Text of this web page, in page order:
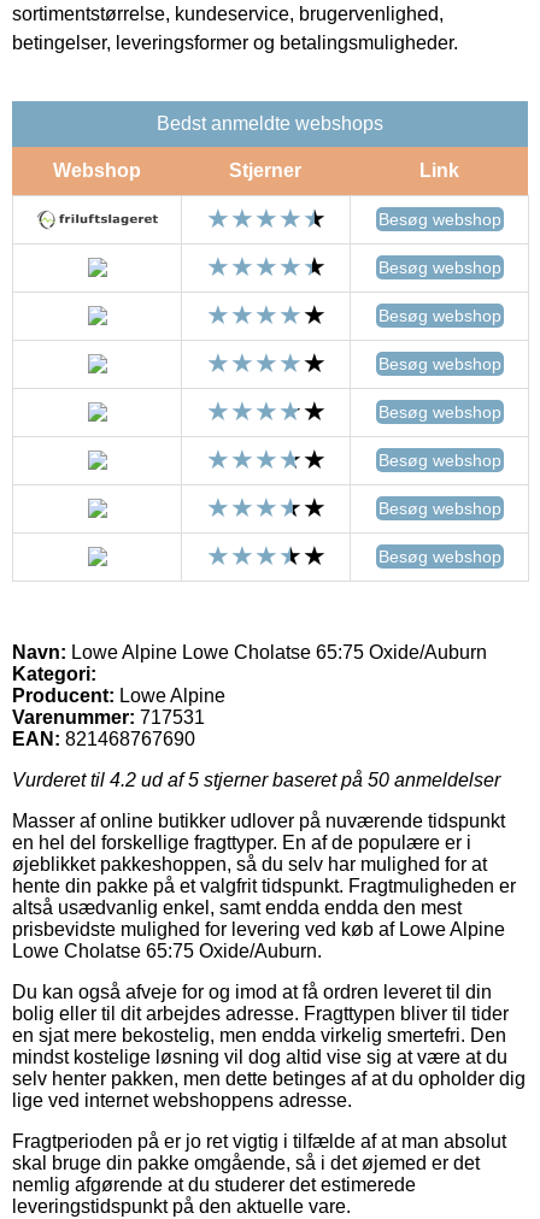
sortimentstørrelse, kundeservice, brugervenlighed,
betingelser, leveringsformer og betalingsmuligheder.
Bedst anmeldte webshops
Webshop Stjerner Link
Besøg webshop
Besøg webshop
Besøg webshop
Besøg webshop
Besøg webshop
Besøg webshop
Besøg webshop
Besøg webshop
Navn: Lowe Alpine Lowe Cholatse 65:75 Oxide/Auburn
Kategori:
Producent: Lowe Alpine
Varenummer: 717531
EAN: 821468767690
Vurderet til 4.2 ud af 5 stjerner baseret på 50 anmeldelser
Masser af online butikker udlover på nuværende tidspunkt
en hel del forskellige fragttyper. En af de populære er i
øjeblikket pakkeshoppen, så du selv har mulighed for at
hente din pakke på et valgfrit tidspunkt. Fragtmuligheden er
altså usædvanlig enkel, samt endda endda den mest
prisbevidste mulighed for levering ved køb af Lowe Alpine
Lowe Cholatse 65:75 Oxide/Auburn.
Du kan også afveje for og imod at få ordren leveret til din
bolig eller til dit arbejdes adresse. Fragttypen bliver til tider
en sjat mere bekostelig, men endda virkelig smertefri. Den
mindst kostelige løsning vil dog altid vise sig at være at du
selv henter pakken, men dette betinges af at du opholder dig
lige ved internet webshoppens adresse.
Fragtperioden på er jo ret vigtig i tilfælde af at man absolut
skal bruge din pakke omgående, så i det øjemed er det
nemlig afgørende at du studerer det estimerede
leveringstidspunkt på den aktuelle vare.